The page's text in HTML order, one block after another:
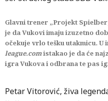
Glavni trener „Projekt
je da Vukovi imaju izuzetno
očekuje vrlo tešku utakmicu. U
league.comistakao je da će
igra Vukova i odbrana te pas
Petar Vitorović, živa